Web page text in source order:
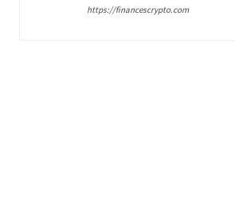
https://financescrypto.com